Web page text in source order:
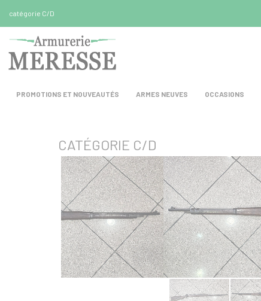
catégorie C/D
PROMOTIONS ET NOUVEAUTÉS ARMES NEUVES OCCASIONS
CATÉGORIE C/D